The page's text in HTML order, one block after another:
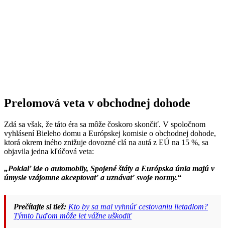
Prelomová veta v obchodnej dohode
Zdá sa však, že táto éra sa môže čoskoro skončiť. V spoločnom
vyhlásení Bieleho domu a Európskej komisie o obchodnej dohode,
ktorá okrem iného znižuje dovozné clá na autá z EÚ na 15 %, sa
objavila jedna kľúčová veta:
„Pokiaľ ide o automobily, Spojené štáty a Európska únia majú v
úmysle vzájomne akceptovať a uznávať svoje normy.“
Prečítajte si tiež: Kto by sa mal vyhnúť cestovaniu lietadlom?
Týmto ľuďom môže let vážne uškodiť